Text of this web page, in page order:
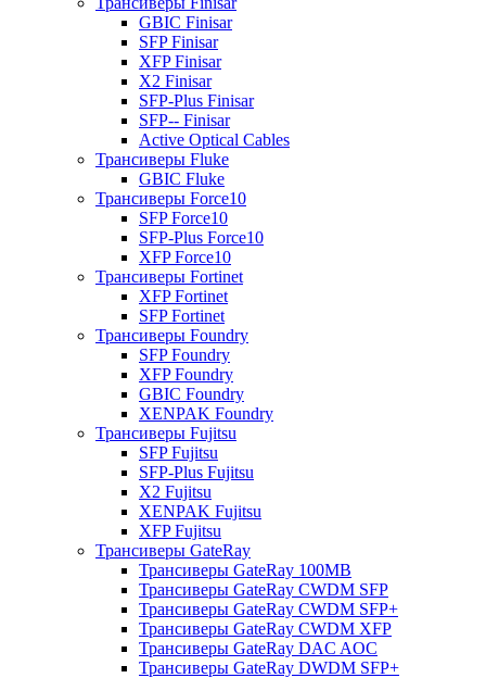
GBIC Finisar
SFP Finisar
XFP Finisar
X2 Finisar
SFP-Plus Finisar
SFP-- Finisar
Active Optical Cables
Трансиверы Fluke
GBIC Fluke
Трансиверы Force10
SFP Force10
SFP-Plus Force10
XFP Force10
Трансиверы Fortinet
XFP Fortinet
SFP Fortinet
Трансиверы Foundry
SFP Foundry
XFP Foundry
GBIC Foundry
XENPAK Foundry
Трансиверы Fujitsu
SFP Fujitsu
SFP-Plus Fujitsu
X2 Fujitsu
XENPAK Fujitsu
XFP Fujitsu
Трансиверы GateRay
Трансиверы GateRay 100MB
Трансиверы GateRay CWDM SFP
Трансиверы GateRay CWDM SFP+
Трансиверы GateRay CWDM XFP
Трансиверы GateRay DAC AOC
Трансиверы GateRay DWDM SFP+